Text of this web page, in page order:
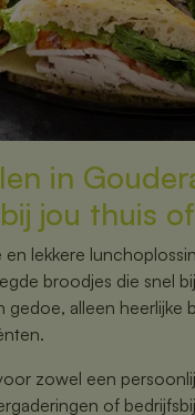
in
jou thuis
en lekkere
broodjes die snel
alleen heerlijke
zowel een
of